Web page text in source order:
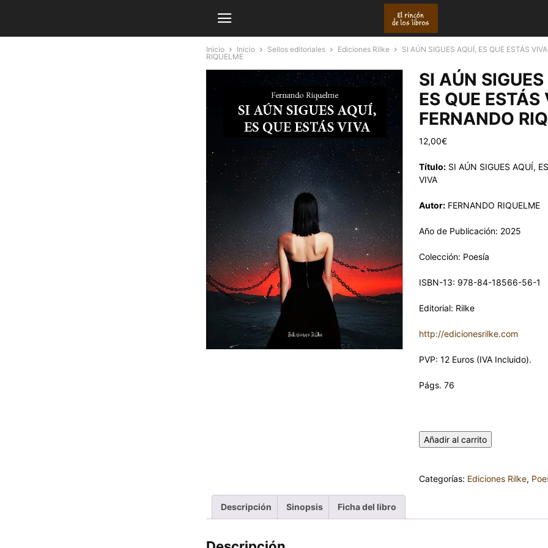
Inicio Inicio Sellos editoriales Ediciones Rilke
SI AÚN SIGUES AQUÍ, ES QUE ESTÁS
RIQUELME
SI AÚN
ES QUE ESTÁS
FERNANDO
12,00€
Título: SI AÚN SIGUES AQUÍ,
VIVA
Autor: FERNANDO RIQUELME
Año de Publicación: 2025
Colección: Poesía
ISBN-13: 978-84-18566-56-1
Editorial: Rilke
http://edicionesrilke.com
PVP: 12 Euros (IVA Incluido).
Págs. 76
Añadir al carrito
Categorías: Ediciones Rilke,
Descripción Sinopsis Ficha del libro